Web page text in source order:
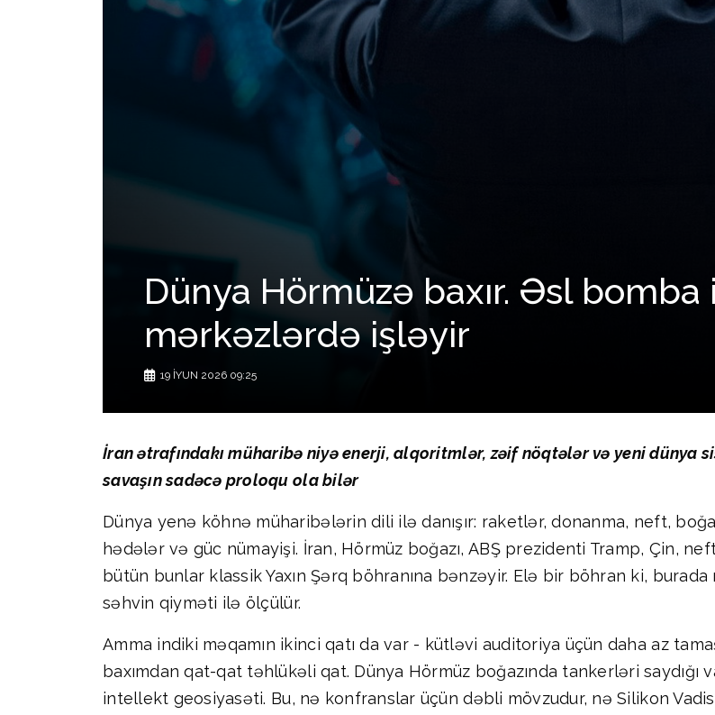
Dünya Hörmüzə baxır. Əsl bomba
mərkəzlərdə işləyir
19 İYUN 2026 09:25
İran ətrafındakı müharibə niyə enerji, alqoritmlər, zəif nöqtələr və yeni dünya
savaşın sadəcə proloqu ola bilər
Dünya yenə köhnə müharibələrin dili ilə danışır: raketlər, donanma, neft,
hədələr və güc nümayişi. İran, Hörmüz boğazı, ABŞ prezidenti Tramp, Çin,
bütün bunlar klassik Yaxın Şərq böhranına bənzəyir. Elə bir böhran ki,
səhvin qiyməti ilə ölçülür.
Amma indiki məqamın ikinci qatı da var - kütləvi auditoriya üçün daha az
baxımdan qat-qat təhlükəli qat. Dünya Hörmüz boğazında tankerləri
intellekt geosiyasəti. Bu, nə konfranslar üçün dəbli mövzudur, nə Silikon